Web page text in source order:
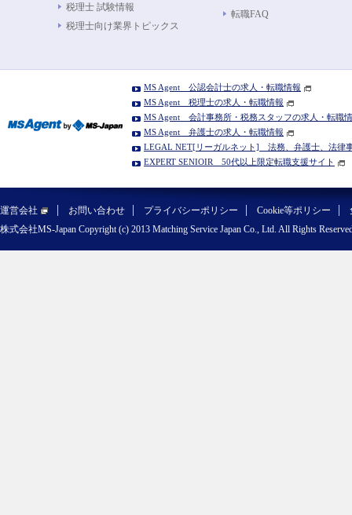
税理士 試験情報
税理士向け業界トピックス
転職FAQ
MS Agent 公認会計士の求人・転職情報
MS Agent 税理士の求人・転職情報
MS Agent 会計事務所・税務スタッフの求人・転職
MS Agent 弁護士の求人・転職情報
LEGAL NET[リーガルネット] 法務、弁護士、法律
EXPERT SENIOIR 50代以上限定転職支援サイト
運営会社 お問い合わせ プライバシーポリシー Cookie等ポリシー
株式会社MS-Japan Copyright (c) 2013 Matching Service Japan Co., Ltd. All Rights